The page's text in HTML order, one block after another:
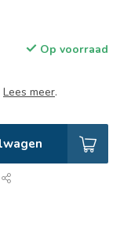
Op voorraad
Lees meer.